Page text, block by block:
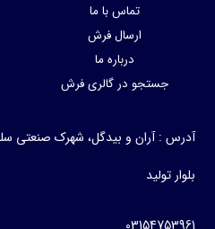
تماس با ما
ارسال فرش
درباره ما
جستجو در گالری فرش
آدرس : آران و بیدگل، شهرک صنعتی
بلوار تولید
03154753961